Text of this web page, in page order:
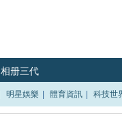
相册三代
明星娛樂 體育資訊 科技世